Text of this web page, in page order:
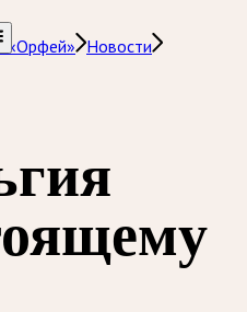
«Орфей» Новости